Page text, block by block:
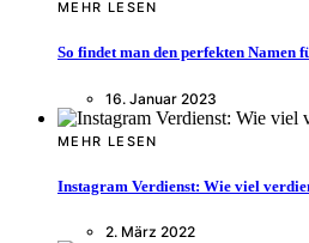
MEHR LESEN
So findet man den perfekten Namen
16. Januar 2023
MEHR LESEN
Instagram Verdienst: Wie viel
2. März 2022